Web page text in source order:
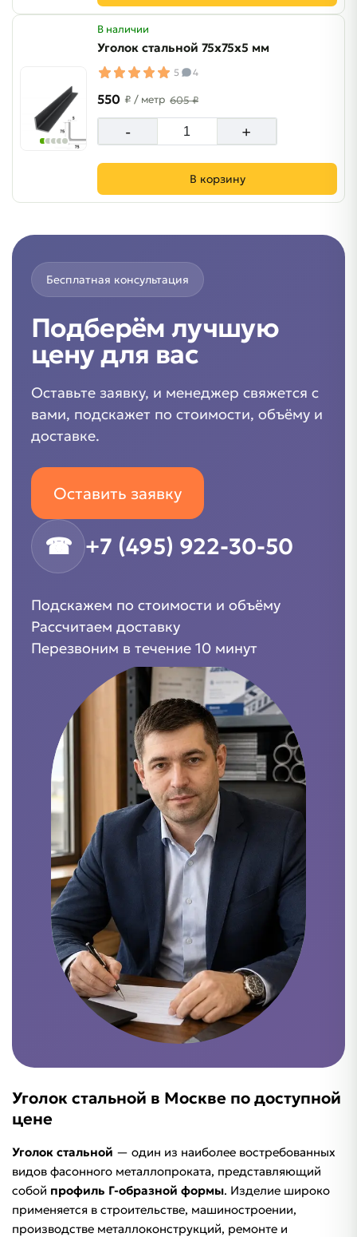
В наличии
Уголок стальной 75х75х5 мм
5 4
550 ₽ / метр 605 ₽
- +
В корзину
Бесплатная консультация
Подберём лучшую
цену для вас
Оставьте заявку, и менеджер свяжется с
вами, подскажет по стоимости, объёму и
доставке.
Оставить заявку
☎ +7 (495) 922-30-50
Подскажем по стоимости и объёму
Рассчитаем доставку
Перезвоним в течение 10 минут
Уголок стальной в Москве по доступной
цене
Уголок стальной — один из наиболее востребованных
видов фасонного металлопроката, представляющий
собой профиль Г-образной формы. Изделие широко
применяется в строительстве, машиностроении,
производстве металлоконструкций, ремонте и